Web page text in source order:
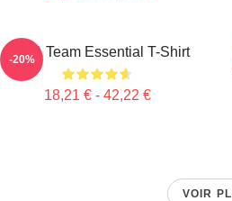
The A Team Essential T-Shirt
18,21 € - 42,22 €
-20%
VOIR